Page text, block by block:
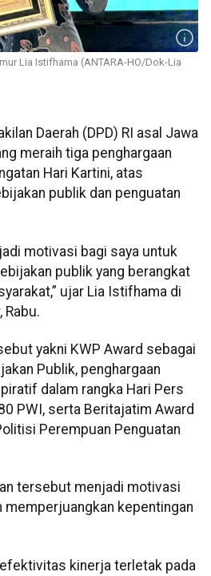
Lia Istifhama (ANTARA-HO/Dok-Lia
Daerah (DPD) RI asal Jawa
meraih tiga penghargaan
Hari Kartini, atas
publik dan penguatan
motivasi bagi saya untuk
publik yang berangkat
ujar Lia Istifhama di
Rabu.
yakni KWP Award sebagai
Publik, penghargaan
dalam rangka Hari Pers
PWI, serta Beritajatim Award
Perempuan Penguatan
tersebut menjadi motivasi
kepentingan
kinerja terletak pada